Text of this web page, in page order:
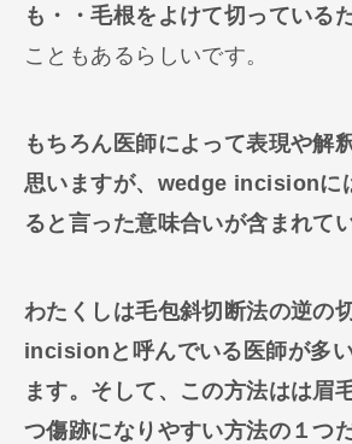
も・・毛根をよけて切っている
こともあるらしいです。
もちろん医師によって表現や解
思いますが、wedge incisionに
ると言った意味合いが含まれて
わたくしは毛包斜切断法の逆の
incisionと呼んでいる医師が多
ます。そして、この方法はは眉
つ傷跡になりやすい方法の１つ